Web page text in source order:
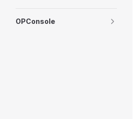
OPConsole